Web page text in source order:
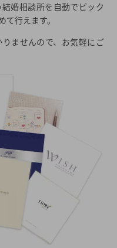
婚相談所を自動でピック
行えます。
ませんので、お気軽にご